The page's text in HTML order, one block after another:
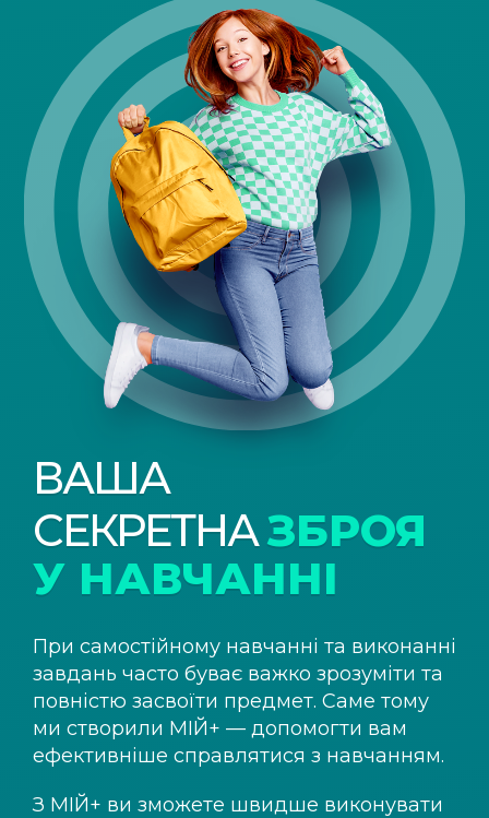
ВАША
СЕКРЕТНАЗБРОЯ
У НАВЧАННІ
При самостійному навчанні та виконанні
завдань часто буває важко зрозуміти та
повністю засвоїти предмет. Саме тому
ми створили МІЙ+ — допомогти вам
ефективніше справлятися з навчанням.
З МІЙ+ ви зможете швидше виконувати